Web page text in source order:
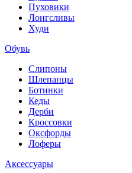
Пуховики
Лонгсливы
Худи
Обувь
Слипоны
Шлепанцы
Ботинки
Кеды
Дерби
Кроссовки
Оксфорды
Лоферы
Аксессуары